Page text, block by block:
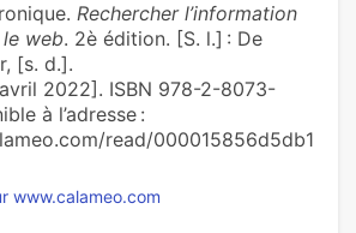
Rechercher l’information
web. 2è édition. [S. l.] : De
[s. d.].
2022]. ISBN 978-2-8073-
à l’adresse :
read/000015856d5db1
www.calameo.com